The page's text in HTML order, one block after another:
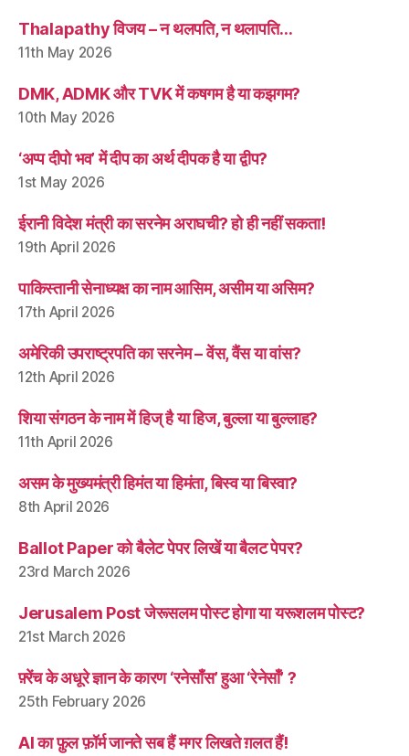
Thalapathy विजय – न थलपति, न थलापति…
11th May 2026
DMK, ADMK और TVK में कषगम है या कझगम?
10th May 2026
‘अप्प दीपो भव’ में दीप का अर्थ दीपक है या द्वीप?
1st May 2026
ईरानी विदेश मंत्री का सरनेम अराघची? हो ही नहीं सकता!
19th April 2026
पाकिस्तानी सेनाध्यक्ष का नाम आसिम, असीम या असिम?
17th April 2026
अमेरिकी उपराष्ट्रपति का सरनेम – वेंस, वैंस या वांस?
12th April 2026
शिया संगठन के नाम में हिज् है या हिज, बुल्ला या बुल्लाह?
11th April 2026
असम के मुख्यमंत्री हिमंत या हिमंता, बिस्व या बिस्वा?
8th April 2026
Ballot Paper को बैलेट पेपर लिखें या बैलट पेपर?
23rd March 2026
Jerusalem Post जेरूसलम पोस्ट होगा या यरूशलम पोस्ट?
21st March 2026
फ़्रेंच के अधूरे ज्ञान के कारण ‘रनेसाँस’ हुआ ‘रेनेसाँ’ ?
25th February 2026
AI का फ़ुल फ़ॉर्म जानते सब हैं मगर लिखते ग़लत हैं!